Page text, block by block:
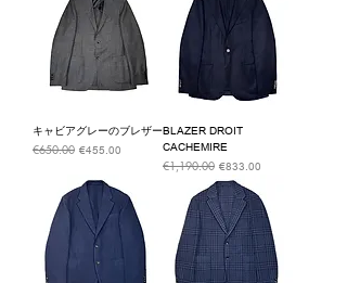
キャビアグレーのブレザー
通常価格
€650.00 セール価格
€455.00
BLAZER DROIT
CACHEMIRE
通常価格
€1,190.00 セール価格
€833.00